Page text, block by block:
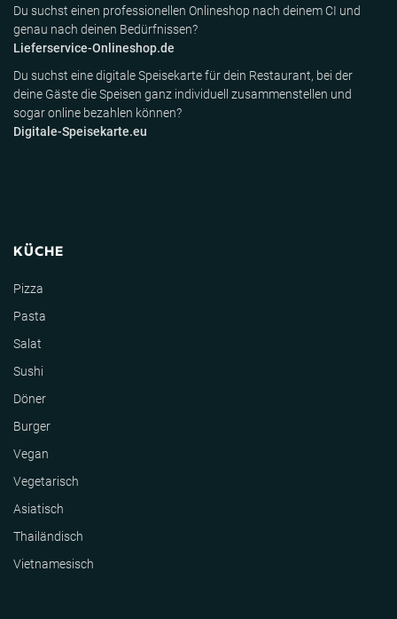
Du suchst einen professionellen Onlineshop nach deinem CI und
genau nach deinen Bedürfnissen?
Lieferservice-Onlineshop.de
Du suchst eine digitale Speisekarte für dein Restaurant, bei der
deine Gäste die Speisen ganz individuell zusammenstellen und
sogar online bezahlen können?
Digitale-Speisekarte.eu
KÜCHE
Pizza
Pasta
Salat
Sushi
Döner
Burger
Vegan
Vegetarisch
Asiatisch
Thailändisch
Vietnamesisch